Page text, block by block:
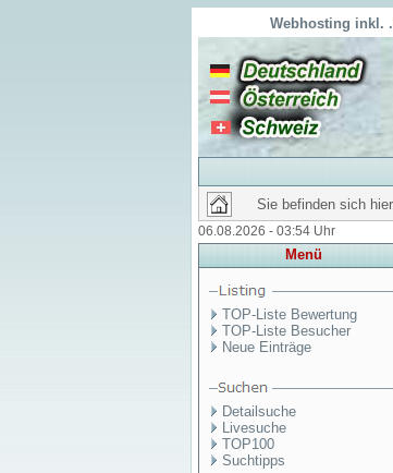
Webhosting inkl.
Sie befinden sich
06.08.2026 - 03:54 Uhr
Menü
TOP-Liste Bewertung
TOP-Liste Besucher
Neue Einträge
Detailsuche
Livesuche
TOP100
Suchtipps